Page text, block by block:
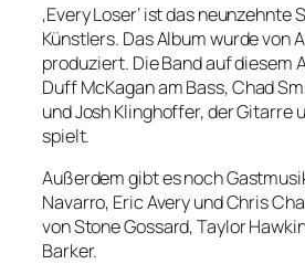
‚Every Loser‘ ist das neunzehnte
Künstlers. Das Album wurde von
produziert. Die Band auf diesem
Duff McKagan am Bass, Chad
und Josh Klinghoffer, der Gitarre
spielt.
Außerdem gibt es noch
Navarro, Eric Avery und Chris
von Stone Gossard, Taylor
Barker.